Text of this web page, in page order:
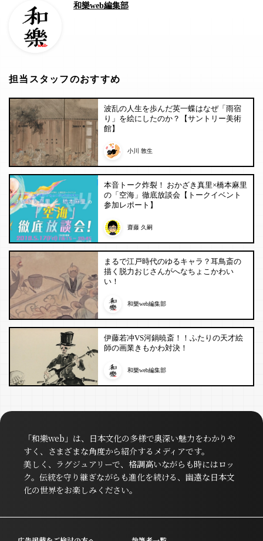
和樂web編集部
担当スタッフのおすすめ
波乱の人生を歩んだ英一蝶はなぜ「雨宿
り」を絵にしたのか？【サントリー美術
館】
小川 敦生
本音トーク炸裂！ おかざき真里×橋本麻里
の「空海」徹底放談会【トークイベント
参加レポート】
齋藤 久嗣
まるで江戸時代のゆるキャラ？耳鳥斎の
描く脱力おじさんがへなちょこかわい
い！
和樂web編集部
伊藤若冲VS河鍋暁斎！！ふたりの天才絵
師の画業きもかわ対決！
和樂web編集部
「和樂web」は、日本文化の多様で奥深い魅力をわかりや
すく、さまざまな角度から紹介するメディアです。
美しく、ラグジュアリーで、格調高いながらも時にはロッ
ク。伝統を守り継ぎながらも進化を続ける、幽遠な日本文
化の世界をお楽しみください。